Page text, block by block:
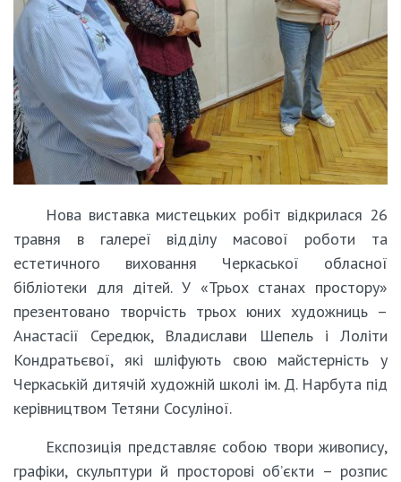
Нова виставка мистецьких робіт відкрилася 26
травня в галереї відділу масової роботи та
естетичного виховання Черкаської обласної
бібліотеки для дітей. У «Трьох станах простору»
презентовано творчість трьох юних художниць –
Анастасії Середюк, Владислави Шепель і Лоліти
Кондратьєвої, які шліфують свою майстерність у
Черкаській дитячій художній школі ім. Д. Нарбута під
керівництвом Тетяни Сосуліної.
Експозиція представляє собою твори живопису,
графіки, скульптури й просторові об’єкти – розпис